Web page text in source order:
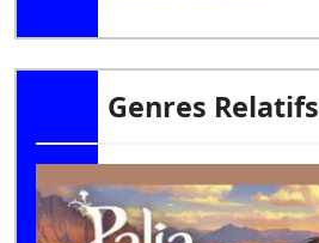
Genres Relatifs